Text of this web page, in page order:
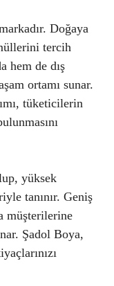
Doğaya
tercih
hem de dış
ortamı sunar.
tüketicilerin
yüksek
tanınır. Geniş
müşterilerine
Şadol Boya,